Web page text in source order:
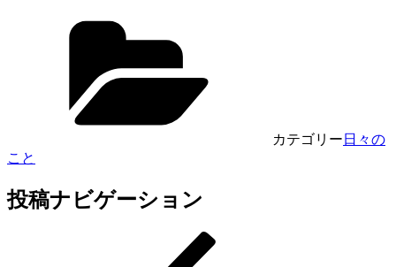
カテゴリー 日々の
こと
投稿ナビゲーション